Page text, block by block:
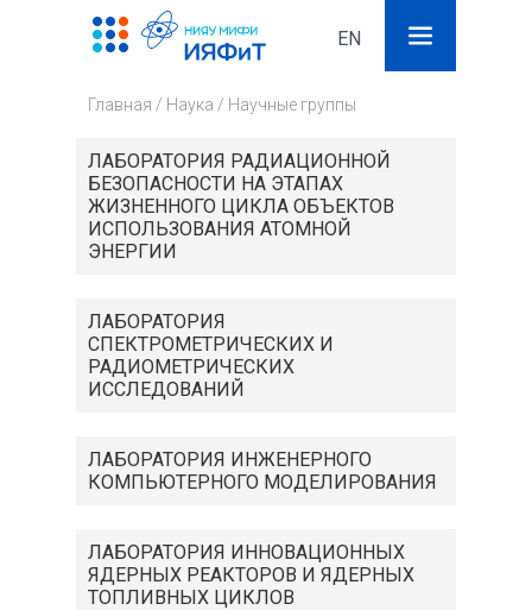
EN
Главная / Наука / Научные группы
ЛАБОРАТОРИЯ РАДИАЦИОННОЙ
БЕЗОПАСНОСТИ НА ЭТАПАХ
ЖИЗНЕННОГО ЦИКЛА ОБЪЕКТОВ
ИСПОЛЬЗОВАНИЯ АТОМНОЙ
ЭНЕРГИИ
ЛАБОРАТОРИЯ
СПЕКТРОМЕТРИЧЕСКИХ И
РАДИОМЕТРИЧЕСКИХ
ИССЛЕДОВАНИЙ
ЛАБОРАТОРИЯ ИНЖЕНЕРНОГО
КОМПЬЮТЕРНОГО МОДЕЛИРОВАНИЯ
ЛАБОРАТОРИЯ ИННОВАЦИОННЫХ
ЯДЕРНЫХ РЕАКТОРОВ И ЯДЕРНЫХ
ТОПЛИВНЫХ ЦИКЛОВ